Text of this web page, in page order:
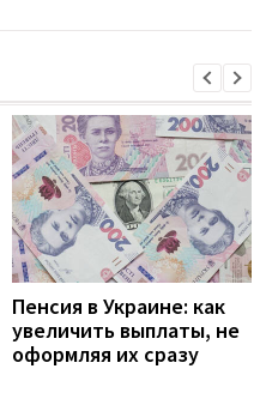
Пенсия в Украине: как
увеличить выплаты, не
оформляя их сразу